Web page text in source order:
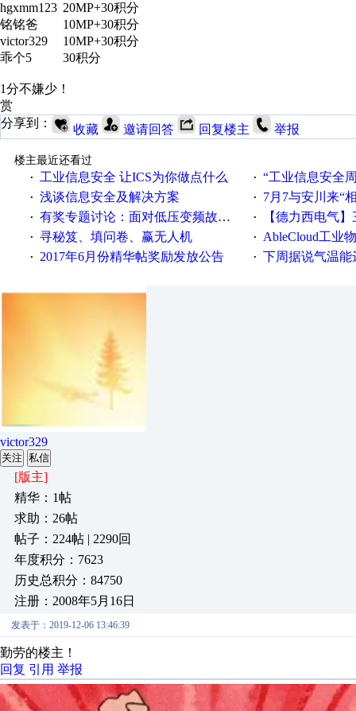
hgxmm123 20MP+30积分
铭铭爸
10MP+30积分
victor329
10MP+30积分
乖个5
30积分
1分不嫌少！
赏
分享到：
收藏 邀请回答 回复楼主 举报
楼主最近还看过
·
工业信息安全 让ICS为你做点什么 · “工业信息安全周之我见”
· 浅谈信息安全及解决方案 · 7月7与安川来“
· 有奖专题讨论：面对低压变频故障，老手是这样解决的！ · 【德力西电气】三
· 寻秘笈、填问卷、赢无人机 · AbleCloud工业物联
· 2017年6月份精华帖奖励发放公告 · 下周据说气温能
victor329
关注 私信
[版主]
精华：1帖
求助：26帖
帖子：224帖 | 2290回
年度积分：7623
历史总积分：84750
注册：2008年5月16日
发表于：2019-12-06 13:46:39
勤劳的楼主！
回复 引用 举报